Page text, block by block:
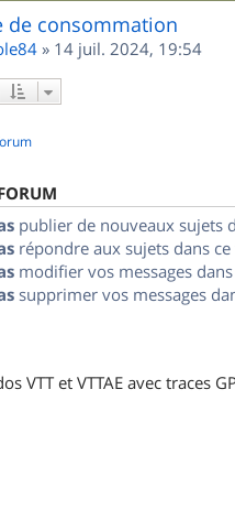
de consommation
» 14 juil. 2024, 19:54
publier de nouveaux sujets
répondre aux sujets dans
modifier vos messages
supprimer vos messages
VTT et VTTAE avec traces